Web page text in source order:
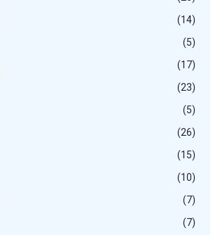
(14)
(5)
(17)
(23)
(5)
(26)
(15)
(10)
(7)
(7)